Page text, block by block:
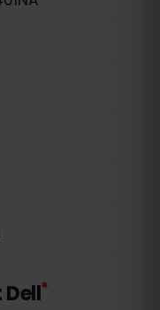
Dell*